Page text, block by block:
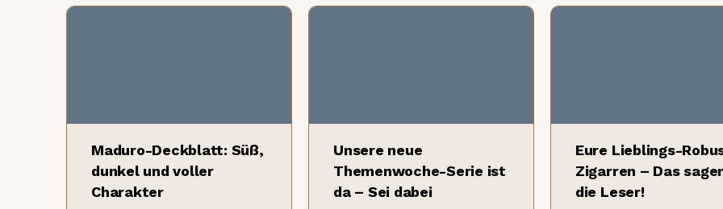
Maduro-Deckblatt: Süß,
dunkel und voller
Charakter
Unsere neue
Themenwoche-Serie ist
da – Sei dabei
Eure Lieblings-
Zigarren – Das
die Leser!